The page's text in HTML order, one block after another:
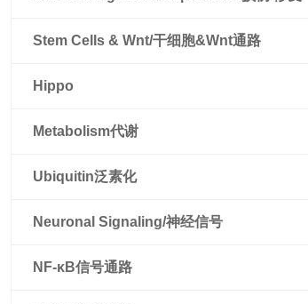
Stem Cells & Wnt/干细胞&Wnt通路
Hippo
Metabolism代谢
Ubiquitin泛素化
Neuronal Signaling/神经信号
NF-κB信号通路